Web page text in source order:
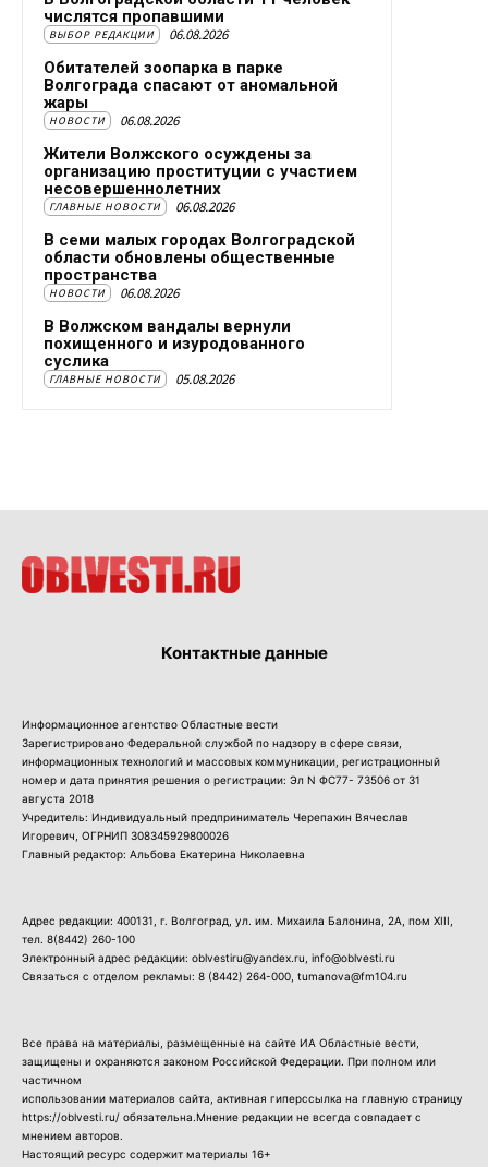
числятся пропавшими
ВЫБОР РЕДАКЦИИ 06.08.2026
Обитателей зоопарка в парке
Волгограда спасают от аномальной
жары
НОВОСТИ 06.08.2026
Жители Волжского осуждены за
организацию проституции с участием
несовершеннолетних
ГЛАВНЫЕ НОВОСТИ 06.08.2026
В семи малых городах Волгоградской
области обновлены общественные
пространства
НОВОСТИ 06.08.2026
В Волжском вандалы вернули
похищенного и изуродованного
суслика
ГЛАВНЫЕ НОВОСТИ 05.08.2026
Контактные данные
Информационное агентство Областные вести
Зарегистрировано Федеральной службой по надзору в сфере связи,
информационных технологий и массовых коммуникации, регистрационный
номер и дата принятия решения о регистрации: Эл N ФС77- 73506 от 31
августа 2018
Учредитель: Индивидуальный предприниматель Черепахин Вячеслав
Игоревич, ОГРНИП 308345929800026
Главный редактор: Альбова Екатерина Николаевна
Адрес редакции: 400131, г. Волгоград, ул. им. Михаила Балонина, 2А, пом XIII,
тел. 8(8442) 260-100
Электронный адрес редакции: oblvestiru@yandex.ru, info@oblvesti.ru
Связаться с отделом рекламы: 8 (8442) 264-000 , tumanova@fm104.ru
Все права на материалы, размещенные на сайте ИА Областные вести,
защищены и охраняются законом Российской Федерации. При полном или
частичном
использовании материалов сайта, активная гиперссылка на главную страницу
https://oblvesti.ru/ обязательна.Мнение редакции не всегда совпадает с
мнением авторов.
Настоящий ресурс содержит материалы 16+